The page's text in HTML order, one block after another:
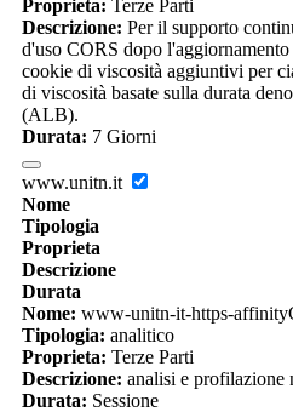
Proprieta: Terze Parti
Descrizione: Per il supporto
d'uso CORS dopo
cookie di viscosità aggiuntivi per
di viscosità basate sulla durata
(ALB).
Durata: 7 Giorni
www.unitn.it
Nome
Tipologia
Proprieta
Descrizione
Durata
Nome: www-unitn-it-https-
Tipologia: analitico
Proprieta: Terze Parti
Descrizione: analisi e profilazione
Durata: Sessione